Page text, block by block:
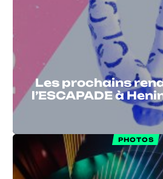
Les prochains
l’ESCAPADE à
PHOTOS